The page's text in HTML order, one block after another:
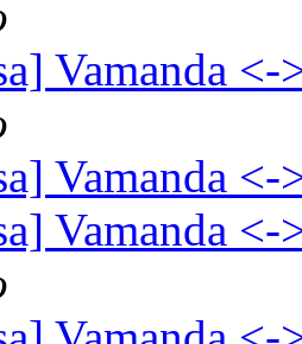
Vamanda
Vamanda
Vamanda